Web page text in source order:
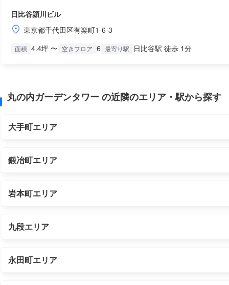
日比谷頴川ビル
東京都千代田区有楽町1-6-3
面積 4.4坪 〜 空きフロア 6 最寄り駅 日比谷駅 徒歩 1分
丸の内ガーデンタワー の近隣のエリア・駅から探す
大手町エリア
鍛冶町エリア
岩本町エリア
九段エリア
永田町エリア